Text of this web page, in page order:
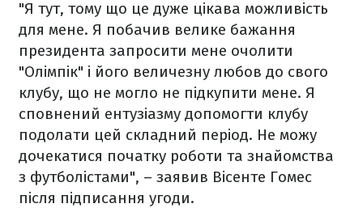
"Я тут, тому що це дуже цікава можливість
для мене. Я побачив велике бажання
президента запросити мене очолити
"Олімпік" і його величезну любов до свого
клубу, що не могло не підкупити мене. Я
сповнений ентузіазму допомогти клубу
подолати цей складний період. Не можу
дочекатися початку роботи та знайомства
з футболістами", – заявив Вісенте Гомес
після підписання угоди.